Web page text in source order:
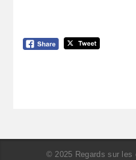
© 2025 Regards sur les